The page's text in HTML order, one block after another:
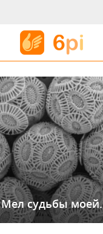
Мел судьбы моей.